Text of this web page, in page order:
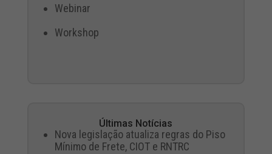
Webinar
Workshop
Últimas Notícias
Nova legislação atualiza regras do Piso
Mínimo de Frete, CIOT e RNTRC